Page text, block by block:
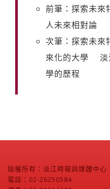
前筆：探索未來
人未來相對論
次筆：探索未來
來化的大學 淡
學的歷程
版權所有：淡江時報與媒體中心
電話：02-26250584